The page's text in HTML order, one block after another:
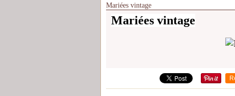
Mariées vintage
Mariées vintage